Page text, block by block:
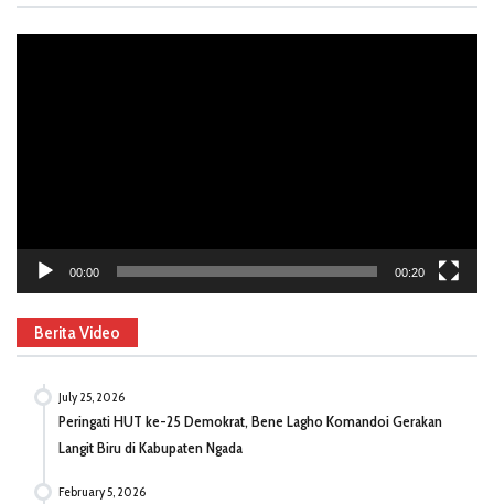
00:00 00:20
Berita Video
July 25, 2026
Peringati HUT ke-25 Demokrat, Bene Lagho Komandoi Gerakan
Langit Biru di Kabupaten Ngada
February 5, 2026